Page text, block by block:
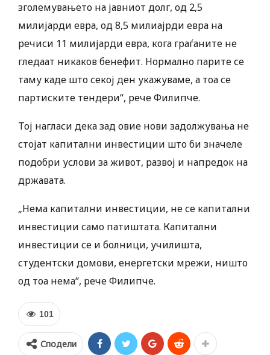
зголемувањето на јавниот долг, од 2,5
милијарди евра, од 8,5 милиајрди евра на
речиси 11 милијарди евра, кога граѓаните не
гледаат никаков бенефит. Нормално парите се
таму каде што секој ден укажуваме, а тоа се
партиските тендери“, рече Филипче.
Тој нагласи дека зад овие нови задолжувања не
стојат капитални инвестиции што би значеле
подобри услови за живот, развој и напредок на
државата.
„Нема капитални инвестиции, не се капитални
инвестиции само патиштата. Капитални
инвестиции се и болници, училишта,
студентски домови, енергетски мрежи, ништо
од тоа нема“, рече Филипче.
101
Сподели